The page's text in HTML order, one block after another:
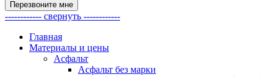
Перезвоните мне
------------ свернуть ------------
Главная
Материалы и цены
Асфальт
Асфальт без марки